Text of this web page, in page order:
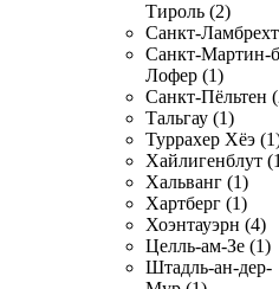
Тироль (2)
Санкт-
Санкт-Мартин-
Лофер (1)
Санкт-Пёльтен
Тальгау (1)
Туррахер Хёэ
Хайлигенблут
Хальванг (1)
Хартберг (1)
Хоэнтауэрн (4)
Целль-ам-Зе (1)
Штадль-ан-дер-